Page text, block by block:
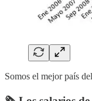
Somos el mejor país